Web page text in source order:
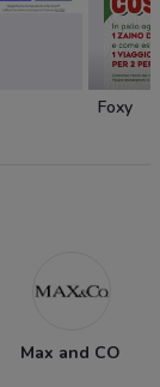
Foxy
Max and CO